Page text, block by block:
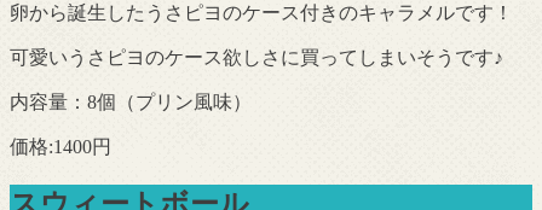
卵から誕生したうさピヨのケース付きのキャラメルです！
可愛いうさピヨのケース欲しさに買ってしまいそうです♪
内容量：8個（プリン風味）
価格:1400円